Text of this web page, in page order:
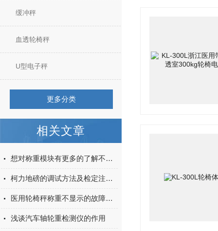
缓冲秤
血透轮椅秤
U型电子秤
更多分类
相关文章
想对称重模块有更多的了解不妨看看这些
柯力地磅的调试方法及检定注意事项
医用轮椅秤称重不显示的故障解决方法
浅谈汽车轴轮重检测仪的作用